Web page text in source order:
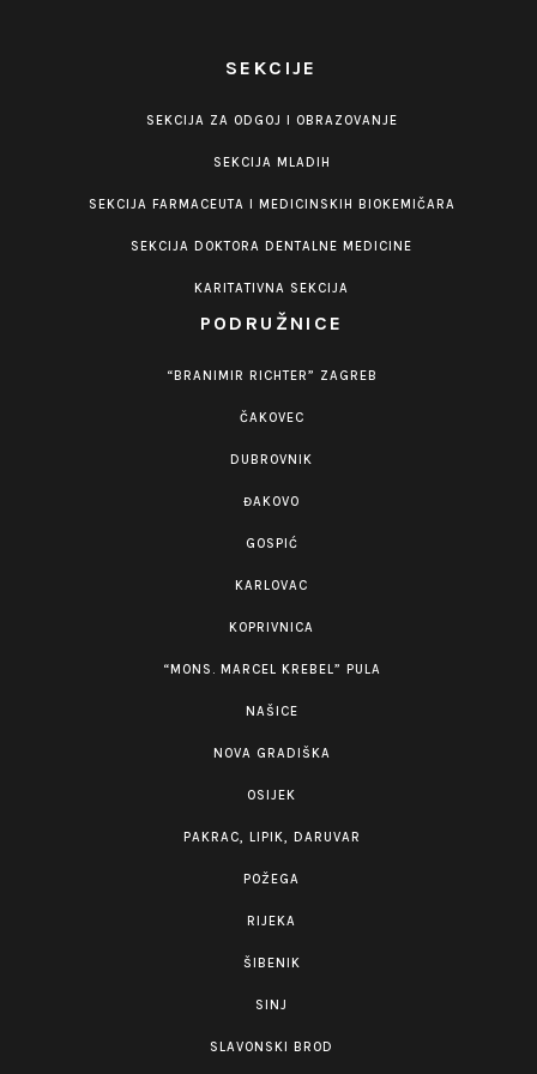
SEKCIJE
SEKCIJA ZA ODGOJ I OBRAZOVANJE
SEKCIJA MLADIH
SEKCIJA FARMACEUTA I MEDICINSKIH BIOKEMIČARA
SEKCIJA DOKTORA DENTALNE MEDICINE
KARITATIVNA SEKCIJA
PODRUŽNICE
“BRANIMIR RICHTER” ZAGREB
ČAKOVEC
DUBROVNIK
ĐAKOVO
GOSPIĆ
KARLOVAC
KOPRIVNICA
“MONS. MARCEL KREBEL” PULA
NAŠICE
NOVA GRADIŠKA
OSIJEK
PAKRAC, LIPIK, DARUVAR
POŽEGA
RIJEKA
ŠIBENIK
SINJ
SLAVONSKI BROD